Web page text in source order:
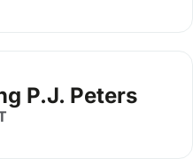
P.J. Peters